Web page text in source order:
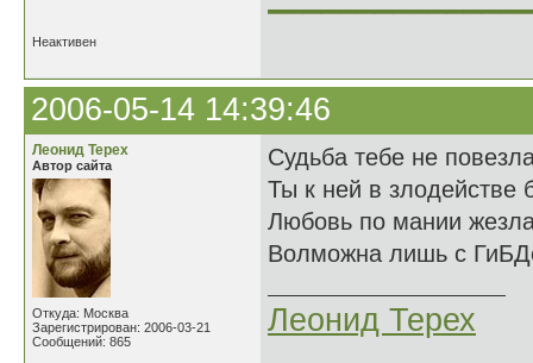
Неактивен
2006-05-14 14:39:46
Леонид Терех
Автор сайта
Откуда: Москва
Зарегистрирован: 2006-03-21
Сообщений: 865
Судьба тебе не
Ты к ней в злодействе
Любовь по мании
Волможна лишь с
Леонид Терех